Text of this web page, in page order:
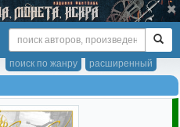
расширенный
поиск по жанру